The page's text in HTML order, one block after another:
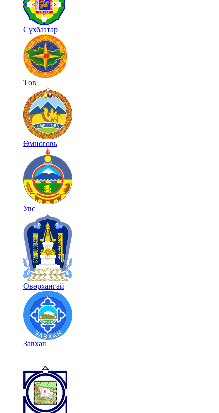
Сүхбаатар
Төв
Өмнөговь
Увс
Өвөрхангай
Завхан